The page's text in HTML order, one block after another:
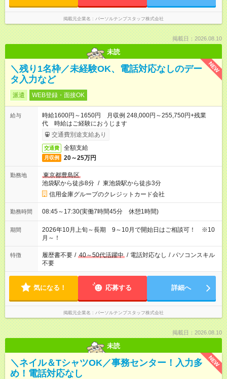
掲載元企業名 パーソルテンプスタッフ株式会社
掲載日：2026.08.10
未読
NEW
＼残り1名枠／未経験OK、電話対応なしのデー
タ入力など
派遣 WEB登録・面接OK
給与
時給1600円～1650円 月収例 248,000円～255,750円+残業
代 時給はご経験におうじます
交通費別途支給あり
交通費 全額支給
月収例 20～25万円
勤務地
東京都豊島区
池袋駅から徒歩8分 / 東池袋駅から徒歩3分
信用金庫グループのクレジットカード会社
勤務時間 08:45～17:30(実働7時間45分 休憩1時間)
期間
2026年10月上旬～長期 9～10月で開始日はご相談可！ ※10
月～！
特徴 履歴書不要 / 40～50代活躍中 / 電話対応なし / パソコンスキル
不要
気になる！ 応募する 詳細へ
掲載元企業名 パーソルテンプスタッフ株式会社
掲載日：2026.08.10
未読
NEW
＼ネイル＆TシャツOK／事務センター！入力多
め！電話対応なし